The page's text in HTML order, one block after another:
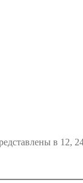
в 12,